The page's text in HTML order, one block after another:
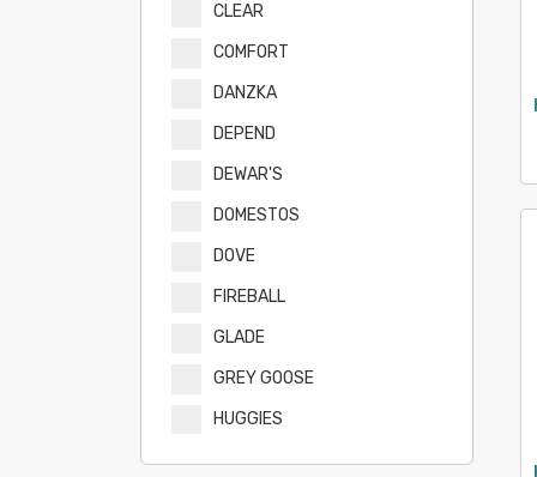
CLEAR
COMFORT
DANZKA
DEPEND
DEWAR'S
DOMESTOS
DOVE
FIREBALL
GLADE
GREY GOOSE
HUGGIES
HUGGIES